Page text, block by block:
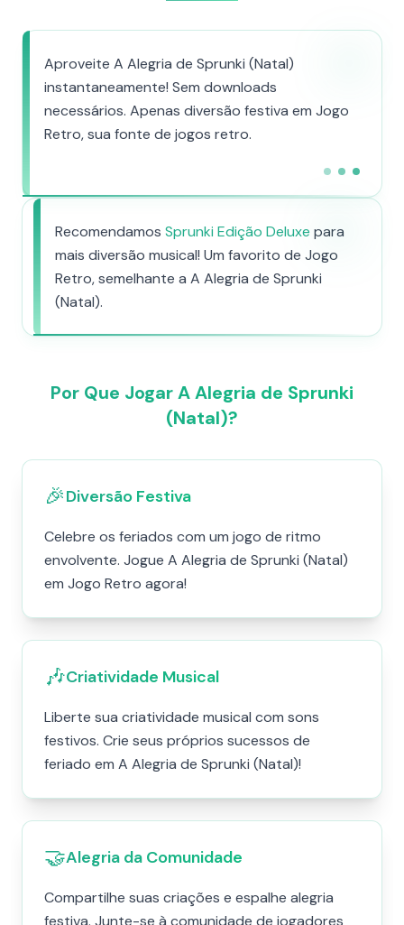
Aproveite A Alegria de Sprunki (Natal)
instantaneamente! Sem downloads
necessários. Apenas diversão festiva em Jogo
Retro, sua fonte de jogos retro.
Recomendamos Sprunki Edição Deluxe para
mais diversão musical! Um favorito de Jogo
Retro, semelhante a A Alegria de Sprunki
(Natal).
Por Que Jogar A Alegria de Sprunki
(Natal)?
🎉Diversão Festiva
Celebre os feriados com um jogo de ritmo
envolvente. Jogue A Alegria de Sprunki (Natal)
em Jogo Retro agora!
🎶Criatividade Musical
Liberte sua criatividade musical com sons
festivos. Crie seus próprios sucessos de
feriado em A Alegria de Sprunki (Natal)!
🤝Alegria da Comunidade
Compartilhe suas criações e espalhe alegria
festiva. Junte-se à comunidade de jogadores